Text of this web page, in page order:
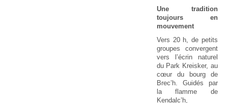
Une tradition
toujours en
mouvement
Vers 20 h, de petits
groupes convergent
vers l’écrin naturel
du Park Kreisker, au
cœur du bourg de
Brec’h. Guidés par
la flamme de
Kendalc’h,